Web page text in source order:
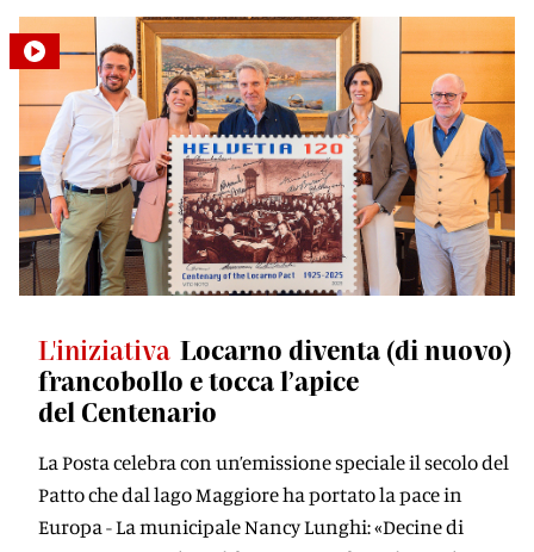
L'iniziativa Locarno diventa (di nuovo)
francobollo e tocca l’apice
del Centenario
La Posta celebra con un’emissione speciale il secolo del
Patto che dal lago Maggiore ha portato la pace in
Europa - La municipale Nancy Lunghi: «Decine di